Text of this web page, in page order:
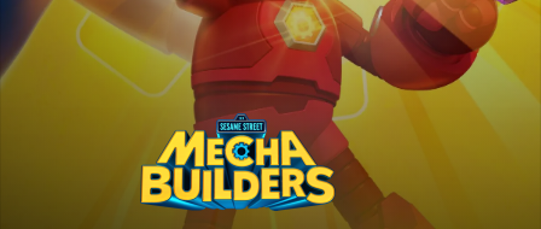
Meka
Builders